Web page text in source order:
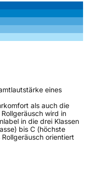
eines
als auch die
wird in
in die drei Klassen
bis C (höchste
orientiert